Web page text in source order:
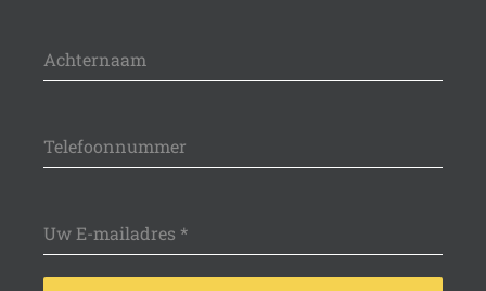
Achternaam
Telefoonnummer
Uw E-mailadres *